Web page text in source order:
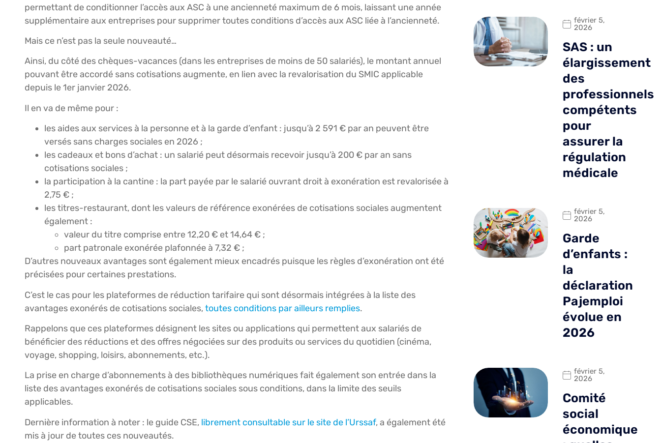
permettant de conditionner l’accès aux ASC à une ancienneté maximum de 6 mois, laissant une année
supplémentaire aux entreprises pour supprimer toutes conditions d’accès aux ASC liée à l’ancienneté.
Mais ce n’est pas la seule nouveauté…
Ainsi, du côté des chèques-vacances (dans les entreprises de moins de 50 salariés), le montant annuel
pouvant être accordé sans cotisations augmente, en lien avec la revalorisation du SMIC applicable
depuis le 1er janvier 2026.
Il en va de même pour :
les aides aux services à la personne et à la garde d’enfant : jusqu’à 2 591 € par an peuvent être
versés sans charges sociales en 2026 ;
les cadeaux et bons d’achat : un salarié peut désormais recevoir jusqu’à 200 € par an sans
cotisations sociales ;
la participation à la cantine : la part payée par le salarié ouvrant droit à exonération est revalorisée à
2,75 € ;
les titres-restaurant, dont les valeurs de référence exonérées de cotisations sociales augmentent
également :
valeur du titre comprise entre 12,20 € et 14,64 € ;
part patronale exonérée plafonnée à 7,32 € ;
D’autres nouveaux avantages sont également mieux encadrés puisque les règles d’exonération ont été
précisées pour certaines prestations.
C’est le cas pour les plateformes de réduction tarifaire qui sont désormais intégrées à la liste des
avantages exonérés de cotisations sociales,toutes conditions par ailleurs remplies.
Rappelons que ces plateformes désignent les sites ou applications qui permettent aux salariés de
bénéficier des réductions et des offres négociées sur des produits ou services du quotidien (cinéma,
voyage, shopping, loisirs, abonnements, etc.).
La prise en charge d’abonnements à des bibliothèques numériques fait également son entrée dans la
liste des avantages exonérés de cotisations sociales sous conditions, dans la limite des seuils
applicables.
Dernière information à noter : le guide CSE, librement consultable sur le site de l’Urssaf, a également été
mis à jour de toutes ces nouveautés.
février 5,
2026
SAS : un
élargissement
des
professionnels
compétents
pour
assurer la
régulation
médicale
février 5,
2026
Garde
d’enfants :
la
déclaration
Pajemploi
évolue en
2026
février 5,
2026
Comité
social
économique